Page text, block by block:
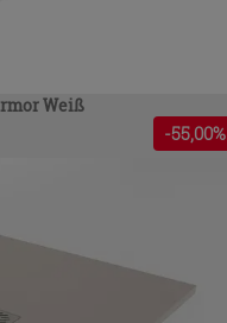
Weiß
-55,00%